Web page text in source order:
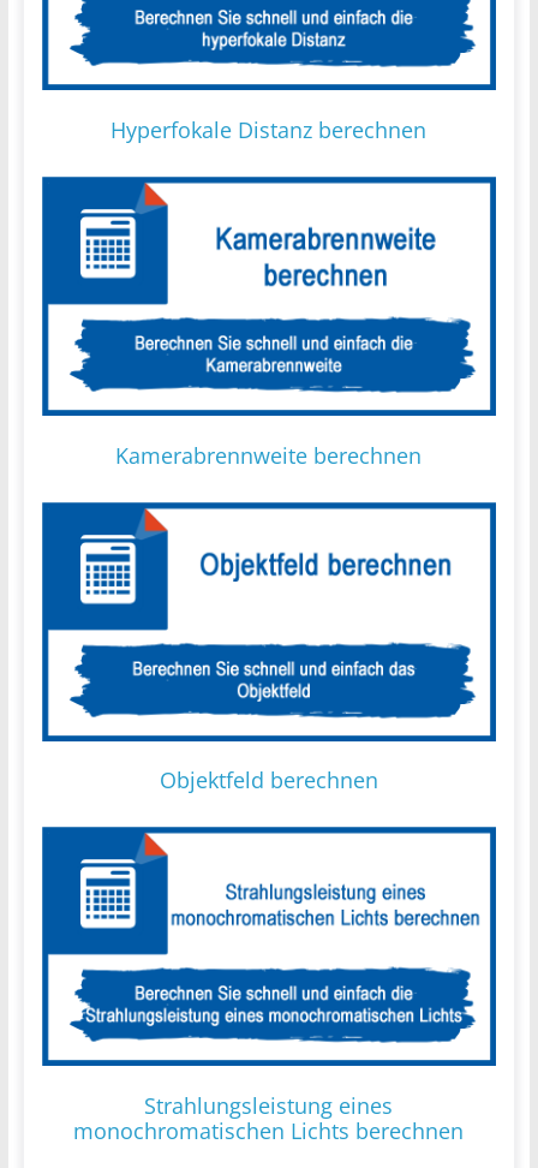
Hyperfokale Distanz berechnen
Kamerabrennweite berechnen
Objektfeld berechnen
Strahlungsleistung eines
monochromatischen Lichts berechnen